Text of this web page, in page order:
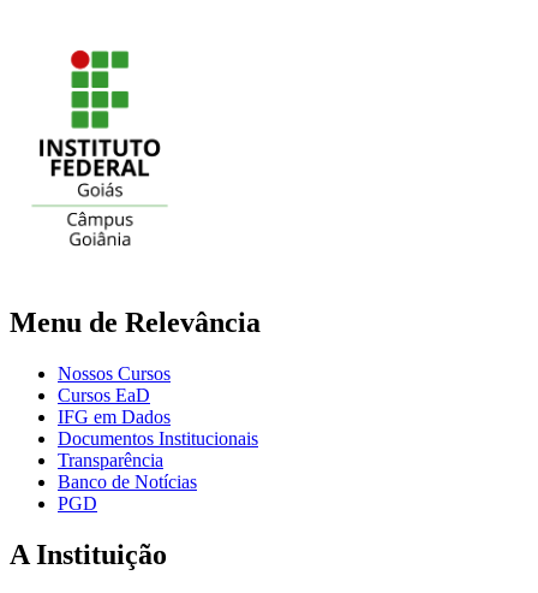
Menu de Relevância
Nossos Cursos
Cursos EaD
IFG em Dados
Documentos Institucionais
Transparência
Banco de Notícias
PGD
A Instituição